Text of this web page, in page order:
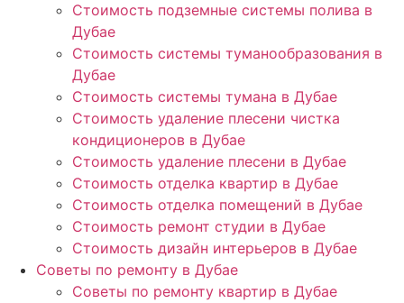
Стоимость подземные системы полива в
Дубае
Стоимость системы туманообразования в
Дубае
Стоимость системы тумана в Дубае
Стоимость удаление плесени чистка
кондиционеров в Дубае
Стоимость удаление плесени в Дубае
Стоимость отделка квартир в Дубае
Стоимость отделка помещений в Дубае
Стоимость ремонт студии в Дубае
Стоимость дизайн интерьеров в Дубае
Советы по ремонту в Дубае
Советы по ремонту квартир в Дубае